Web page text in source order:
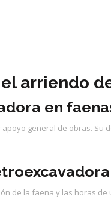
arriendo
en
general de obras.
de la faena y las horas